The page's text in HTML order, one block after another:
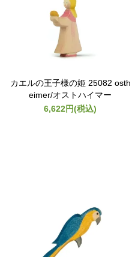
カエルの王子様の姫 25082 osth
eimer/オストハイマー
6,622円(税込)